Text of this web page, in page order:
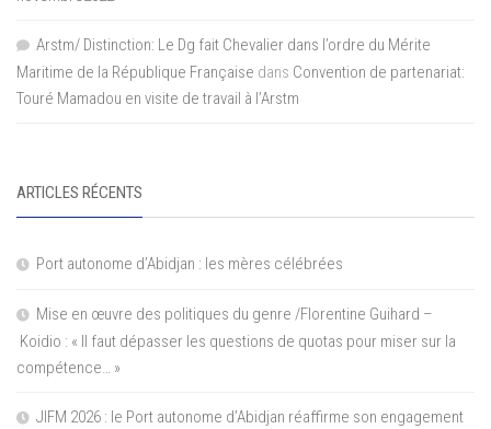
Arstm/ Distinction: Le Dg fait Chevalier dans l’ordre du Mérite
Maritime de la République Française dans Convention de partenariat:
Touré Mamadou en visite de travail à l’Arstm
ARTICLES RÉCENTS
Port autonome d’Abidjan : les mères célébrées
Mise en œuvre des politiques du genre /Florentine Guihard –
Koidio : « Il faut dépasser les questions de quotas pour miser sur la
compétence… »
JIFM 2026 : le Port autonome d’Abidjan réaffirme son engagement